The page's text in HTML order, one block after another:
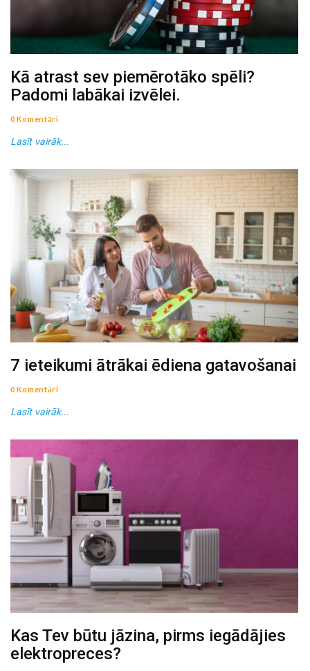
Kā atrast sev piemērotāko spēli?
Padomi labākai izvēlei.
0 Komentāri
Lasīt vairāk...
7 ieteikumi ātrākai ēdiena gatavošanai
0 Komentāri
Lasīt vairāk...
Kas Tev būtu jāzina, pirms iegādājies
elektropreces?